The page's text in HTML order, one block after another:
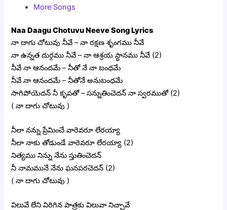
More Songs
Naa Daagu Chotuvu Neeve Song Lyrics
నా దాగు చోటువు నీవే – నా రక్షణ శృంగము నీవే
నా ఉన్నత దుర్గము నీవే – నా ఆశ్రయ స్థానము నీవే (2)
నీవే నా ఆనందమే – నీతో నే నా బంధమే
నీవే నా ఆనందమే – నీతోనే అనుబంధమే
సాగిపోయెదన్ నీ కృపతో – సన్నుతించెదన్ నా స్వరముతో (2)
( నా దాగు చోటువు )
నీలా నన్ను ప్రేమించే వారెవరూ లేరయ్యా
నీలా నాకు తోడుండే వారెవరూ లేరయ్యా (2)
నిత్యము నిన్ను నేను స్తుతించెదన్
నీ నామమునే నేను ఘనపరచెదన్ (2)
( నా దాగు చోటువు )
విలువే లేని విరిగిన పాత్రకు విలువా నిచ్చావే